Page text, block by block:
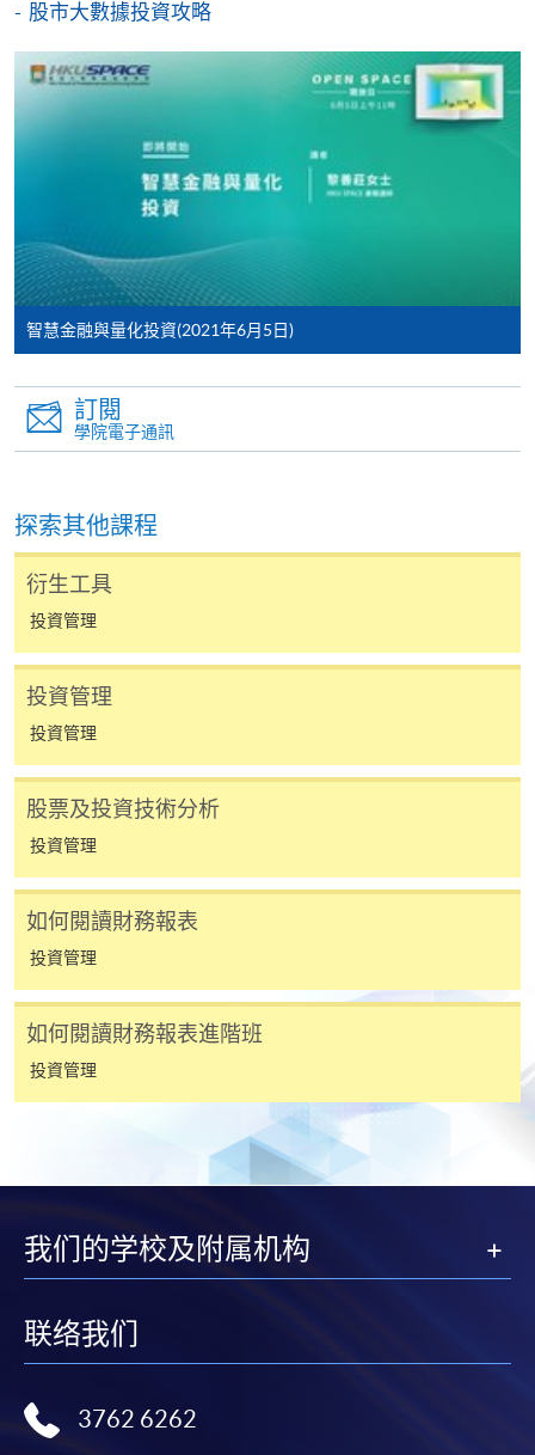
報讀新課程
凡以「先到先得」為取錄方式的課程，請填妥
SF26報名表，親往
或以郵遞方式連同學
費以及所需證明文件呈交。
[ 下載報名表SF26]
申請學歷頒授及專業課程可能需要其他資料，報名
表可向報名中心或有關課程負責人索取。填妥申請
往報名中心或以郵遞方式遞交。
​學院為學歷頒授課程特設「註冊及學費通知」，適
用於一般學歷頒授課程。
(「通知」)，請填妥有關「通知」，並親往報名中
心或以郵遞方式，遞交「通知」及繳交所需費用。
有關繳費詳情，請參閱付款方法。如對報名程序有任
人或報名中心。
課程/科目報名注意事項:
選用網上報名服務必須在已接駁互聯網及支援
JavaScript程式瀏覽器的電腦上進行。建議選用
Google Chrome瀏覽器。
申請人不應閒置申請超過10分鐘。否則，申請人
必須重新開始整個申請程序。
網上報名只支援「提早報讀優惠」。如需享用其他
報讀優惠，請親臨學院的報名中心報名。
在網上報名過程中，由於提交課程申請和付款在系
快與 閣下聯絡。
程/科目只可提交一次申請。
在網上報名過程中，付款成功後，網頁將顯示付款
子郵件帳戶。請保留確定回條作日後查詢用途。
股市大數據投資攻略
智慧金融與量化投資(2021年6月5日)
訂閱
學院電子通訊
探索其他課程
衍生工具
投資管理
投資管理
投資管理
股票及投資技術分析
投資管理
如何閱讀財務報表
投資管理
如何閱讀財務報表進階班
投資管理
我们的学校及附属机构
联络我们
3762 6262